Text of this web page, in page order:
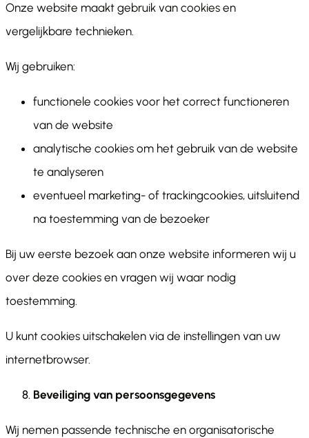
Onze website maakt gebruik van cookies en
vergelijkbare technieken.
Wij gebruiken:
functionele cookies voor het correct functioneren
van de website
analytische cookies om het gebruik van de website
te analyseren
eventueel marketing- of trackingcookies, uitsluitend
na toestemming van de bezoeker
Bij uw eerste bezoek aan onze website informeren wij u
over deze cookies en vragen wij waar nodig
toestemming.
U kunt cookies uitschakelen via de instellingen van uw
internetbrowser.
Beveiliging van persoonsgegevens
Wij nemen passende technische en organisatorische